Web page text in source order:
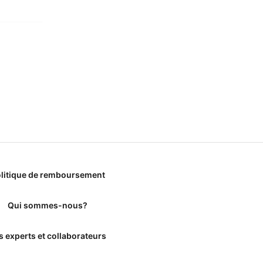
de remboursement
Qui sommes-nous?
experts et collaborateurs